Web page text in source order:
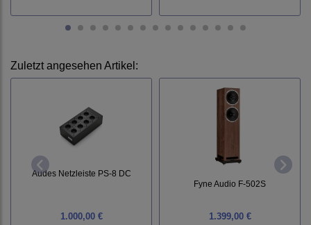
Zuletzt angesehen Artikel:
Audes Netzleiste PS-8 DC
1.000,00 €
Fyne Audio F-502S
1.399,00 €